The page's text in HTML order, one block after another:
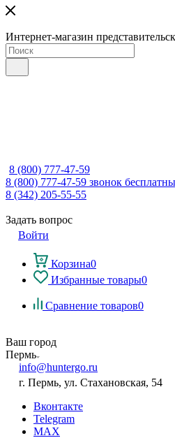
Интернет-магазин
8 (800) 777-47-59
8 (800) 777-47-59 звонок
8 (342) 205-55-55
Задать вопрос
Войти
Корзина0
Избранные товары0
Сравнение товаров0
Ваш город
Пермь
info@huntergo.ru
г. Пермь, ул. Стахановская, 54
Вконтакте
Telegram
MAX